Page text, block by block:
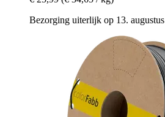
Bezorging uiterlijk op 13. augustus